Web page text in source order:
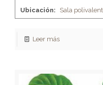
Ubicación:
Sala
Leer más